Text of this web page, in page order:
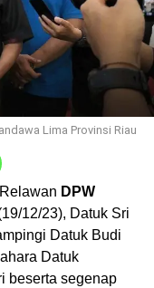
Lima Provinsi Riau
DPW
12/23), Datuk Sri
Datuk Budi
Datuk
beserta segenap